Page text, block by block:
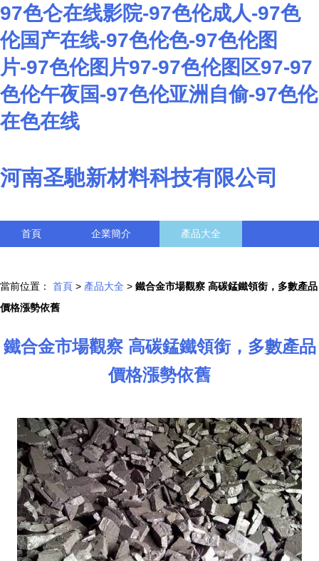
97色仑在线影院-97色伦成人-97色
伦国产在线-97色伦色-97色伦图
片-97色伦图片97-97色伦图区97-97
色伦午夜国-97色伦亚洲自偷-97色伦
在色在线
河南圣馳新材料科技有限公司
首頁 企業簡介 產品大全
當前位置： 首頁 > 產品大全 > 鐵合金市場觀察 高碳錳鐵領銜，多數產品
價格漲勢依舊
鐵合金市場觀察 高碳錳鐵領銜，多數產品
價格漲勢依舊